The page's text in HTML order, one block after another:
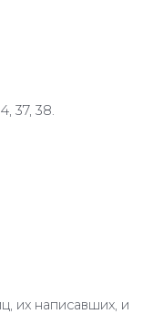
37, 38.
их написавших, и